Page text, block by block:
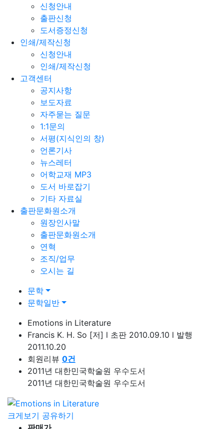
신청안내
출판신청
도서증정신청
인쇄/제작신청
신청안내
인쇄/제작신청
고객센터
공지사항
보도자료
자주묻는 질문
1:1문의
서평(지식인의 창)
언론기사
뉴스레터
어학교재 MP3
도서 바로잡기
기타 자료실
출판문화원소개
원장인사말
출판문화원소개
연혁
조직/업무
오시는 길
문학
문학일반
Emotions in Literature
Francis K. H. So [저] l 초판 2010.09.10 l 발행
2011.10.20
회원리뷰 0건
2011년 대한민국학술원 우수도서
2011년 대한민국학술원 우수도서
크게보기 공유하기